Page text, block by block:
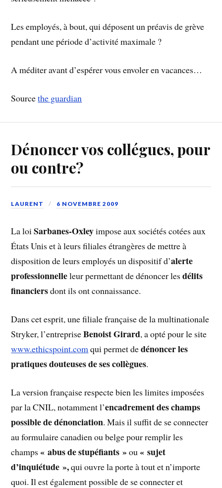
Les employés, à bout, qui déposent un préavis de grève
pendant une période d’activité maximale ?
A méditer avant d’espérer vous envoler en vacances…
Sourcethe guardian
Dénoncer vos collégues, pour
ou contre?
LAURENT 6 NOVEMBRE 2009
La loiSarbanes-Oxleyimpose aux sociétés cotées aux
États Unis et à leurs filiales étrangères de mettre à
disposition de leurs employés un dispositif d’alerte
professionnelleleur permettant de dénoncer lesdélits
financiersdont ils ont connaissance.
Dans cet esprit, une filiale française de la multinationale
Stryker, l’entrepriseBenoist Girard, a opté pour le site
www.ethicspoint.com qui permet dedénoncer les
pratiques douteuses de ses collègues.
La version française respecte bien les limites imposées
par la CNIL, notamment l’encadrement des champs
possible de dénonciation. Mais il suffit de se connecter
au formulaire canadien ou belge pour remplir les
champs« abus de stupéfiants »ou« sujet
d’inquiétude »,qui ouvre la porte à tout et n’importe
quoi. Il est également possible de se connecter et